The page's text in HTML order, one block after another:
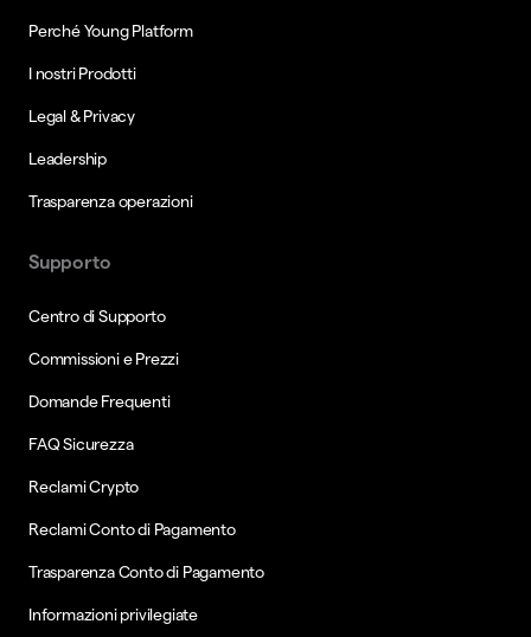
Perché Young Platform
I nostri Prodotti
Legal & Privacy
Leadership
Trasparenza operazioni
Supporto
Centro di Supporto
Commissioni e Prezzi
Domande Frequenti
FAQ Sicurezza
Reclami Crypto
Reclami Conto di Pagamento
Trasparenza Conto di Pagamento
Informazioni privilegiate